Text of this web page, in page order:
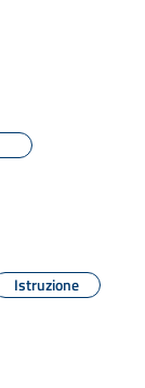
Istruzione